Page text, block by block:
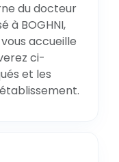
du docteur
à BOGHNI,
accueille
ci-
et les